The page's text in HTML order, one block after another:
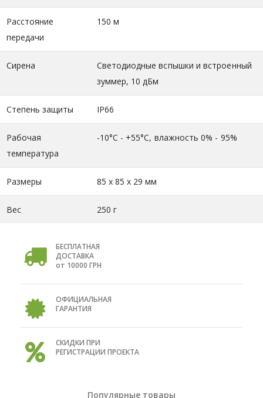
Расстояние
передачи
150 м
Сирена
Светодиодные вспышки и встроенный
зуммер, 10 дБм
Степень защиты IP66
Рабочая
температура
-10°С - +55°С, влажность 0% - 95%
Размеры 85 х 85 х 29 мм
Вес 250 г
БЕСПЛАТНАЯ
ДОСТАВКА
от 10000 ГРН
ОФИЦИАЛЬНАЯ
ГАРАНТИЯ
СКИДКИ ПРИ
РЕГИСТРАЦИИ ПРОЕКТА
Популярные товары